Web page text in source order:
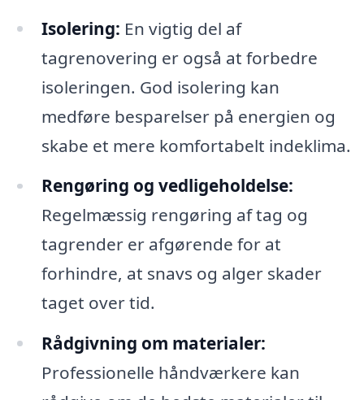
Isolering: En vigtig del af
tagrenovering er også at forbedre
isoleringen. God isolering kan
medføre besparelser på energien og
skabe et mere komfortabelt indeklima.
Rengøring og vedligeholdelse:
Regelmæssig rengøring af tag og
tagrender er afgørende for at
forhindre, at snavs og alger skader
taget over tid.
Rådgivning om materialer:
Professionelle håndværkere kan